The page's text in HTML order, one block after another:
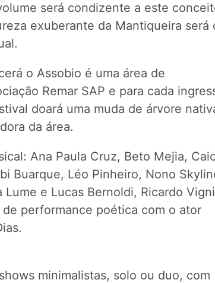
será condizente a este
exuberante da Mantiqueira será
o Assobio é uma área de
Remar SAP e para cada
doará uma muda de árvore
da área.
Ana Paula Cruz, Beto Mejia,
Buarque, Léo Pinheiro, Nono
Lume e Lucas Bernoldi, Ricardo
performance poética com o ator
minimalistas, solo ou duo, com